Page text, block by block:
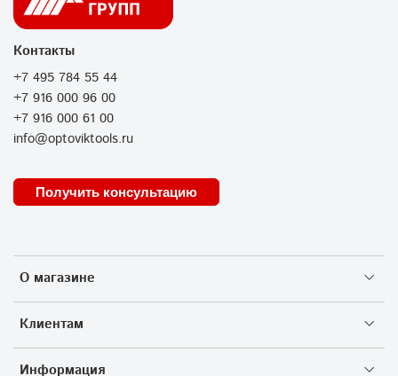
О магазине
Клиентам
Информация
Контакты
+7 495 784 55 44
+7 916 000 96 00
+7 916 000 61 00
info@optoviktools.ru
Получить консультацию